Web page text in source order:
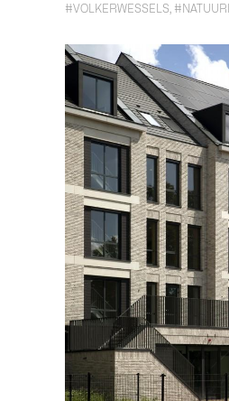
#VOLKERWESSELS